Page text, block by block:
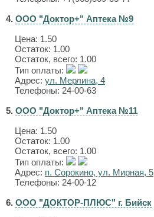
4. ООО "Доктор+" Аптека №9
Цена: 1.50
Остаток: 1.00
Остаток, всего: 1.00
Тип оплаты:
Адрес: ул. Мерлина, 4
Телефоны: 24-00-63
5. ООО "Доктор+" Аптека №11
Цена: 1.50
Остаток: 1.00
Остаток, всего: 1.00
Тип оплаты:
Адрес: п. Сорокино, ул. Мирная, 5
Телефоны: 24-00-12
6. ООО "ДОКТОР-ПЛЮС" г. Бийск